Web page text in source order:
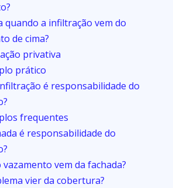
quando a infiltração vem do
de cima?
privativa
prático
é responsabilidade do
frequentes
é responsabilidade do
vazamento vem da fachada?
vier da cobertura?